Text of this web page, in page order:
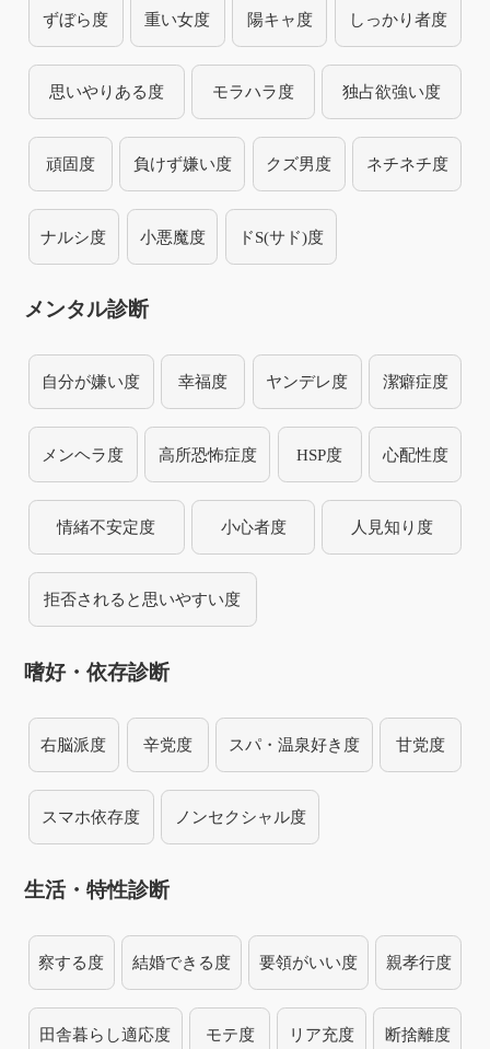
ずぼら度 重い女度 陽キャ度 しっかり者度
思いやりある度 モラハラ度 独占欲強い度
頑固度 負けず嫌い度 クズ男度 ネチネチ度
ナルシ度 小悪魔度 ドS(サド)度
メンタル診断
自分が嫌い度 幸福度 ヤンデレ度 潔癖症度
メンヘラ度 高所恐怖症度 HSP度 心配性度
情緒不安定度 小心者度 人見知り度
拒否されると思いやすい度
嗜好・依存診断
右脳派度 辛党度 スパ・温泉好き度 甘党度
スマホ依存度 ノンセクシャル度
生活・特性診断
察する度 結婚できる度 要領がいい度 親孝行度
田舎暮らし適応度 モテ度 リア充度 断捨離度